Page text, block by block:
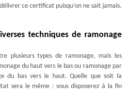
ce certificat puisqu’on ne sait jamais.
techniques de ramonage
plusieurs types de ramonage, mais les
du haut vers le bas ou ramonage par
du bas vers le haut. Quelle que soit la
sera le même : vous disposerez à la fin